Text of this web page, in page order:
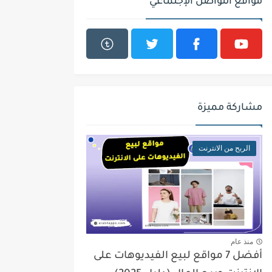
مشاركة مميزة
الربح من الانترنت
منذ عام
أفضل 7 مواقع لبيع الفيديوهات على